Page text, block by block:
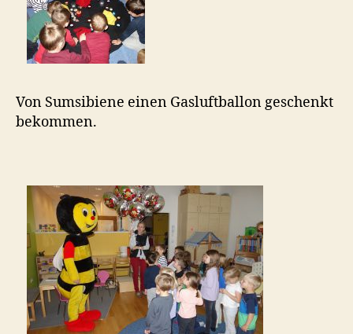
Von Sumsibiene einen Gasluftballon geschenkt
bekommen.